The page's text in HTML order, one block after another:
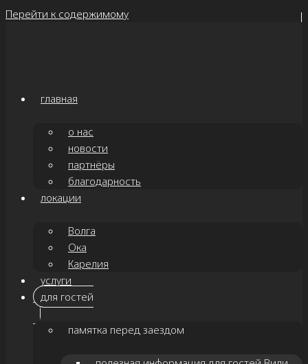
Перейти к содержимому
главная
о нас
новости
партнёры
благодарность
локации
Волга
Ока
Карелия
услуги
для гостей
памятка перед заездом